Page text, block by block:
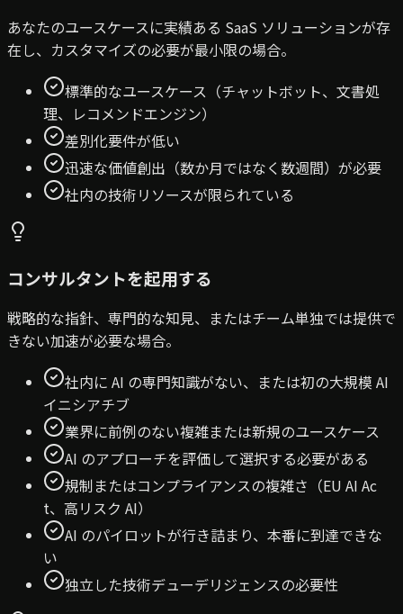
あなたのユースケースに実績ある SaaS ソリューションが存
在し、カスタマイズの必要が最小限の場合。
標準的なユースケース（チャットボット、文書処
理、レコメンドエンジン）
差別化要件が低い
迅速な価値創出（数か月ではなく数週間）が必要
社内の技術リソースが限られている
コンサルタントを起用する
戦略的な指針、専門的な知見、またはチーム単独では提供で
きない加速が必要な場合。
社内に AI の専門知識がない、または初の大規模 AI
イニシアチブ
業界に前例のない複雑または新規のユースケース
AI のアプローチを評価して選択する必要がある
規制またはコンプライアンスの複雑さ（EU AI Ac
t、高リスク AI）
AI のパイロットが行き詰まり、本番に到達できな
い
独立した技術デューデリジェンスの必要性